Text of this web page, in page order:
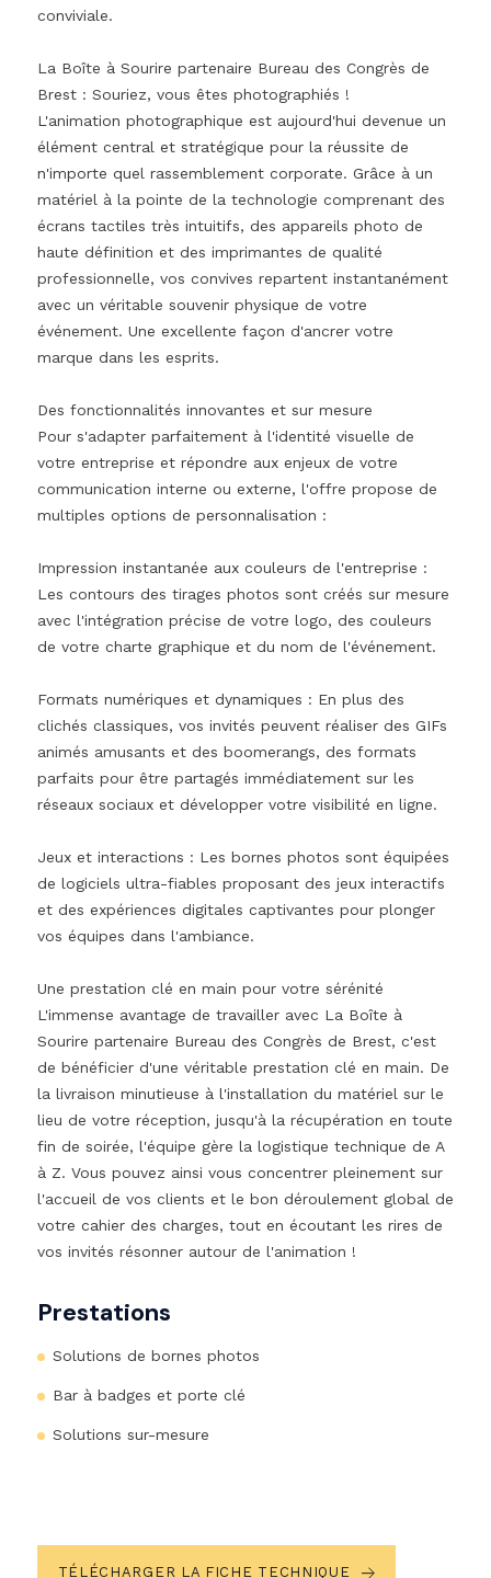
conviviale.
La Boîte à Sourire partenaire Bureau des Congrès de
Brest : Souriez, vous êtes photographiés !
L'animation photographique est aujourd'hui devenue un
élément central et stratégique pour la réussite de
n'importe quel rassemblement corporate. Grâce à un
matériel à la pointe de la technologie comprenant des
écrans tactiles très intuitifs, des appareils photo de
haute définition et des imprimantes de qualité
professionnelle, vos convives repartent instantanément
avec un véritable souvenir physique de votre
événement. Une excellente façon d'ancrer votre
marque dans les esprits.
Des fonctionnalités innovantes et sur mesure
Pour s'adapter parfaitement à l'identité visuelle de
votre entreprise et répondre aux enjeux de votre
communication interne ou externe, l'offre propose de
multiples options de personnalisation :
Impression instantanée aux couleurs de l'entreprise :
Les contours des tirages photos sont créés sur mesure
avec l'intégration précise de votre logo, des couleurs
de votre charte graphique et du nom de l'événement.
Formats numériques et dynamiques : En plus des
clichés classiques, vos invités peuvent réaliser des GIFs
animés amusants et des boomerangs, des formats
parfaits pour être partagés immédiatement sur les
réseaux sociaux et développer votre visibilité en ligne.
Jeux et interactions : Les bornes photos sont équipées
de logiciels ultra-fiables proposant des jeux interactifs
et des expériences digitales captivantes pour plonger
vos équipes dans l'ambiance.
Une prestation clé en main pour votre sérénité
L'immense avantage de travailler avec La Boîte à
Sourire partenaire Bureau des Congrès de Brest, c'est
de bénéficier d'une véritable prestation clé en main. De
la livraison minutieuse à l'installation du matériel sur le
lieu de votre réception, jusqu'à la récupération en toute
fin de soirée, l'équipe gère la logistique technique de A
à Z. Vous pouvez ainsi vous concentrer pleinement sur
l'accueil de vos clients et le bon déroulement global de
votre cahier des charges, tout en écoutant les rires de
vos invités résonner autour de l'animation !
Prestations
Solutions de bornes photos
Bar à badges et porte clé
Solutions sur-mesure
TÉLÉCHARGER LA FICHE TECHNIQUE